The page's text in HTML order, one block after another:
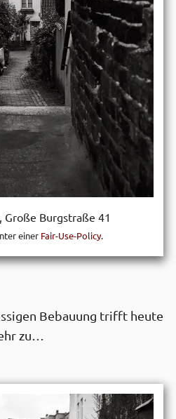
Große Burg­straße 41
einer Fair-Use-Policy.
Bebauung trifft heute
zu…